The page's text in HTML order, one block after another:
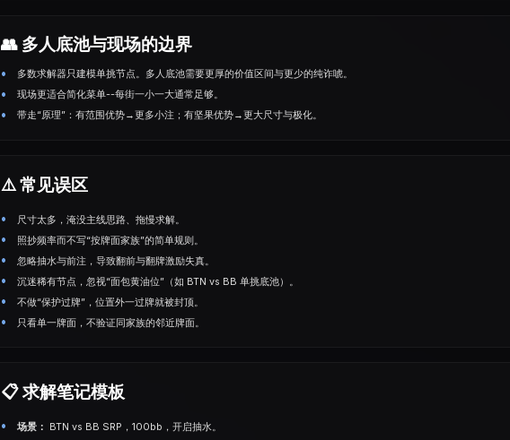
👥 多人底池与现场的边界
多数求解器只建模单挑节点。多人底池需要更厚的价值区间与更少的纯诈唬。
现场更适合简化菜单--每街一小一大通常足够。
带走“原理”：有范围优势→更多小注；有坚果优势→更大尺⼨与极化。
⚠️ 常见误区
尺⼨太多，淹没主线思路、拖慢求解。
照抄频率而不写“按牌面家族”的简单规则。
忽略抽水与前注，导致翻前与翻牌激励失真。
沉迷稀有节点，忽视“面包黄油位”（如 BTN vs BB 单挑底池）。
不做“保护过牌”，位置外一过牌就被封顶。
只看单一牌面，不验证同家族的邻近牌面。
📋 求解笔记模板
场景：
BTN vs BB SRP，100bb，开启抽水。